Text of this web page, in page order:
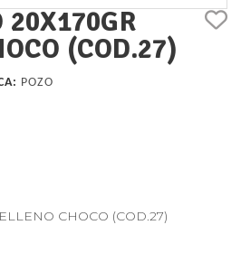
20X170GR
(COD.27)
POZO
CHOCO (COD.27)